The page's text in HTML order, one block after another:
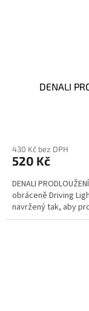
DENALI
430 Kč bez DPH
520 Kč
DENALI
obráceně Driving
navržený tak, aby